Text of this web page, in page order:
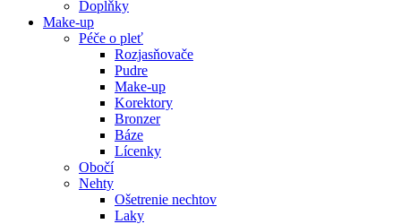
Doplňky
Make-up
Péče o pleť
Rozjasňovače
Pudre
Make-up
Korektory
Bronzer
Báze
Lícenky
Obočí
Nehty
Ošetrenie nechtov
Laky